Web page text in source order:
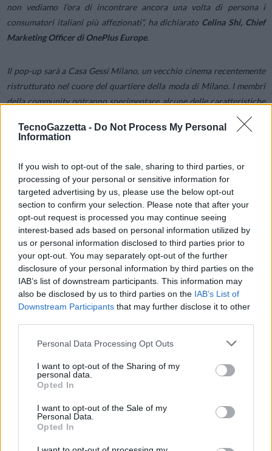
TecnoGazzetta - Do Not Process My Personal
Information
If you wish to opt-out of the sale, sharing to third parties, or
processing of your personal or sensitive information for
targeted advertising by us, please use the below opt-out
section to confirm your selection. Please note that after your
opt-out request is processed you may continue seeing
interest-based ads based on personal information utilized by
us or personal information disclosed to third parties prior to
your opt-out. You may separately opt-out of the further
disclosure of your personal information by third parties on the
IAB’s list of downstream participants. This information may
also be disclosed by us to third parties on the IAB’s List of
Downstream Participants that may further disclose it to other
Personal Data Processing Opt Outs
I want to opt-out of the Sharing of my
personal data.
Opted In
I want to opt-out of the Sale of my
Personal Data.
Opted In
non vediamo l’ora di incontrare ancora una volta di persona i
consumatori italiani più affezionati“, ha dichiarato Celina Shi, Chief
Marketing Officer di OnePlus Europe.
Il pop-up sarà a Casa Gessi Milano, un vecchio cinema recentemente
ristrutturato nel cuore del quartiere della moda di Milano. I membri
della community potranno sperimentare alcune delle caratteristiche
principali della serie OnePlus 12 in questo bellissimo spazio, che
offrirà anche dimostrazione dal vivo del display AquaTouch che
OnePlus offrirà alla Community rinfreschi, bevande e
intrattenimento dal vivo.
OnePlus 12promette agli utenti un’esperienza senza precedenti,
grazie all’ultimo chipset Snapdragon 8 Gen 3, al proprio Trinity
Engine, a un display AMOLED Super Fluid ProXDR con risoluzione
2K e 120 Hz, alla ricarica SUPERVOOC da 100 W, alla ricarica
wireless AIRVOOC da 50 W e a un sistema di fotocamere Hasselblad
di quarta generazione.
al di fuori di India e Cina. Lo smartphone sarà lanciato nelle opzioni
di colore Cool Blue e Iron Gray.
E-mail
Mastodon Telegram WhatsApp